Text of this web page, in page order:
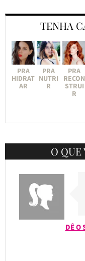
TENHA
PRA
HIDRAT
AR
PRA
NUTRI
R
PRA
RECON
STRUI
R
O QUE
DÊ O